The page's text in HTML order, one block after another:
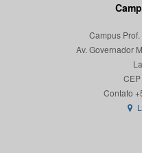
Campus
Av. Governador